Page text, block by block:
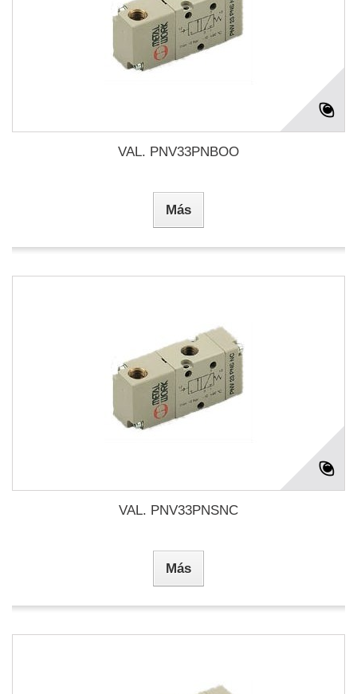
VAL. PNV33PNBOO
Más
VAL. PNV33PNSNC
Más